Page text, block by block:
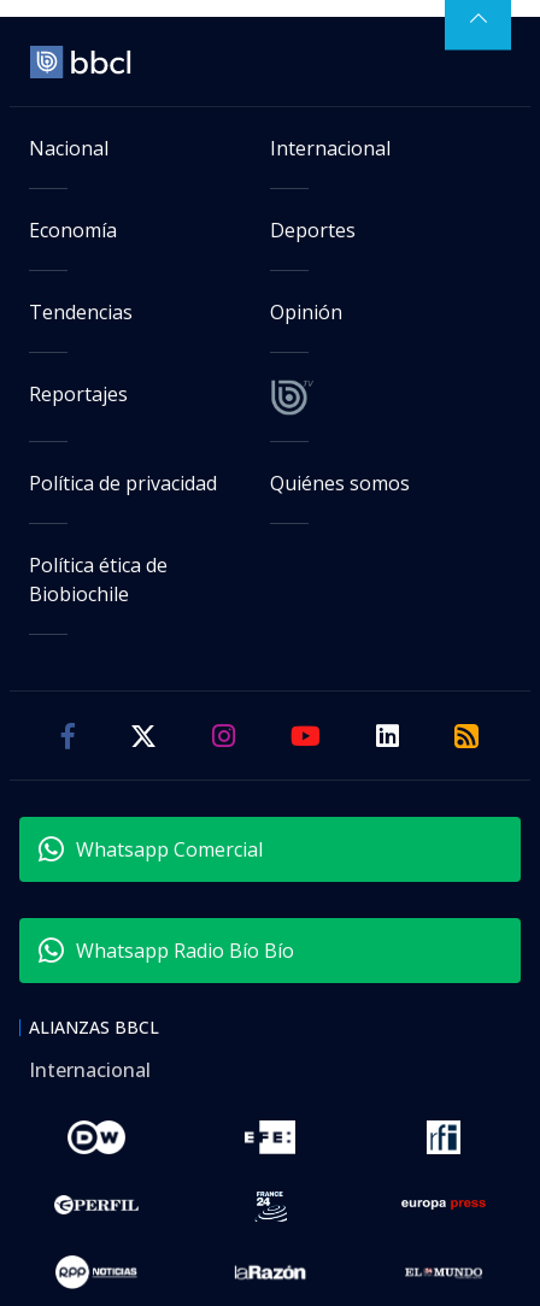
Nacional Internacional
Economía Deportes
Tendencias Opinión
Reportajes
Política de privacidad Quiénes somos
Política ética de
Biobiochile
Whatsapp Comercial
Whatsapp Radio Bío Bío
ALIANZAS BBCL
Internacional